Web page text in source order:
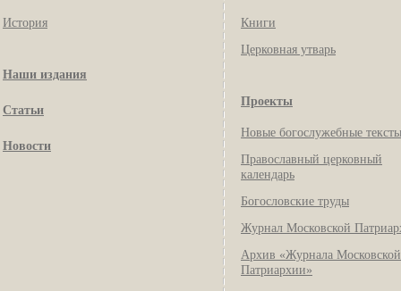
История
Наши издания
Статьи
Новости
Книги
Церковная утварь
Проекты
Новые богослужебные тексты
Православный церковный
календарь
Богословские труды
Журнал Московской
Архив «Журнала Московской
Патриархии»